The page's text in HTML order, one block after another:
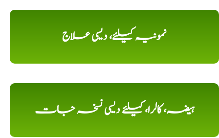
نمونیہ کیلئے، دیسی علاج
ہیضہ، کالرا، کیلئے دیسی نسخہ جات